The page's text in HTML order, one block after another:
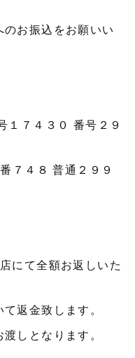
お振込をお願いい
１７４３０ 番号２９
７４８ 普通２９９
にて全額お返しいた
返金致します。
しとなります。